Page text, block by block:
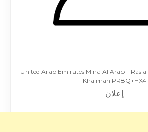
مركز الياسمين لليوجا – United Arab Emirates|Mina Al Arab – Ras al
Khaimah|PR8Q+HX4
إعلان